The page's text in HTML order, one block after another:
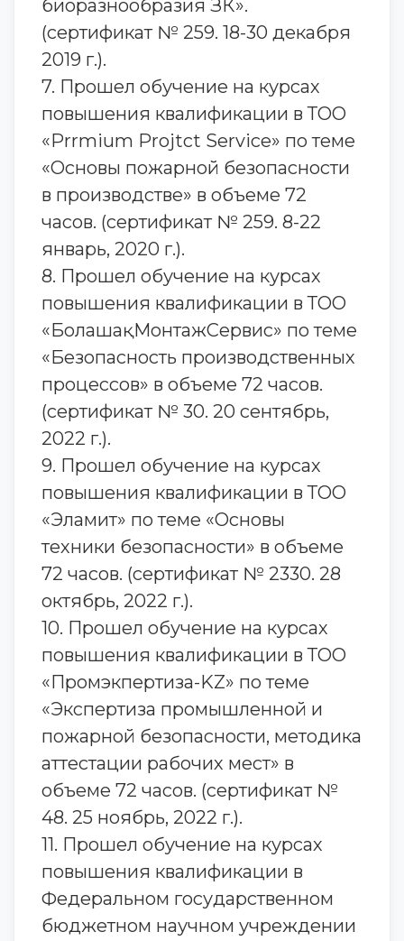
биоразнообразия ЗК».
(сертификат № 259. 18-30 декабря
2019 г.).
7. Прошел обучение на курсах
повышения квалификации в ТОО
«Prrmium Projtct Service» по теме
«Основы пожарной безопасности
в производстве» в объеме 72
часов. (сертификат № 259. 8-22
январь, 2020 г.).
8. Прошел обучение на курсах
повышения квалификации в ТОО
«БолашақМонтажСервис» по теме
«Безопасность производственных
процессов» в объеме 72 часов.
(сертификат № 30. 20 сентябрь,
2022 г.).
9. Прошел обучение на курсах
повышения квалификации в ТОО
«Эламит» по теме «Основы
техники безопасности» в объеме
72 часов. (сертификат № 2330. 28
октябрь, 2022 г.).
10. Прошел обучение на курсах
повышения квалификации в ТОО
«Промэкпертиза-KZ» по теме
«Экспертиза промышленной и
пожарной безопасности, методика
аттестации рабочих мест» в
объеме 72 часов. (сертификат №
48. 25 ноябрь, 2022 г.).
11. Прошел обучение на курсах
повышения квалификации в
Федеральном государственном
бюджетном научном учреждении